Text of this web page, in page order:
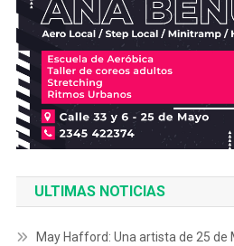
ULTIMAS NOTICIAS
May Hafford: Una artista de 25 de